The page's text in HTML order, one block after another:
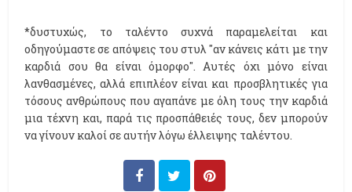
*δυστυχώς, το ταλέντο συχνά παραμελείται και
οδηγούμαστε σε απόψεις του στυλ "αν κάνεις κάτι με την
καρδιά σου θα είναι όμορφο". Αυτές όχι μόνο είναι
λανθασμένες, αλλά επιπλέον είναι και προσβλητικές για
τόσους ανθρώπους που αγαπάνε με όλη τους την καρδιά
μια τέχνη και, παρά τις προσπάθειές τους, δεν μπορούν
να γίνουν καλοί σε αυτήν λόγω έλλειψης ταλέντου.